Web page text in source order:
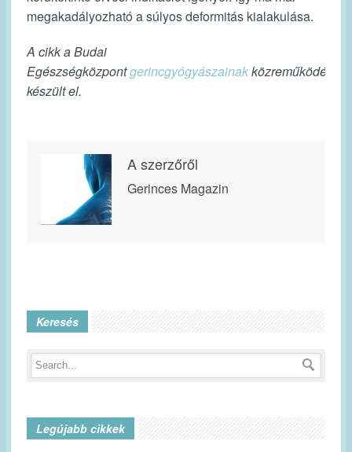
megakadályozható a súlyos deformitás kialakulása.
A cikk a Budai
Egészségközpontgerincgyógyászainak
készült el.
A szerzőről
Gerinces Magazin
Keresés
Legújabb cikkek